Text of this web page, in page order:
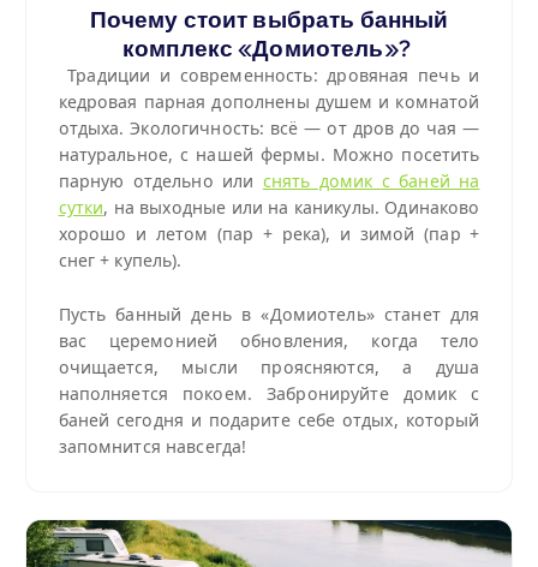
Почему стоит выбрать банный
комплекс «Домиотель»?
Традиции и современность: дровяная печь и
кедровая парная дополнены душем и комнатой
отдыха. Экологичность: всё — от дров до чая —
натуральное, с нашей фермы. Можно посетить
парную отдельно или снять домик с баней на
сутки, на выходные или на каникулы. Одинаково
хорошо и летом (пар + река), и зимой (пар +
снег + купель).
Пусть банный день в «Домиотель» станет для
вас церемонией обновления, когда тело
очищается, мысли проясняются, а душа
наполняется покоем. Забронируйте домик с
баней сегодня и подарите себе отдых, который
запомнится навсегда!